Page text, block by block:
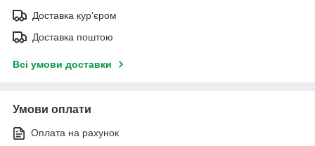
Доставка кур'єром
Доставка поштою
Всі умови доставки
Умови оплати
Оплата на рахунок